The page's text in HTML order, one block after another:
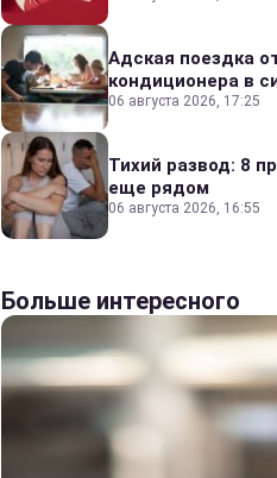
Адская поездка
кондиционера в
06 августа 2026, 17:25
Тихий развод: 8
еще рядом
06 августа 2026, 16:55
Больше интересного